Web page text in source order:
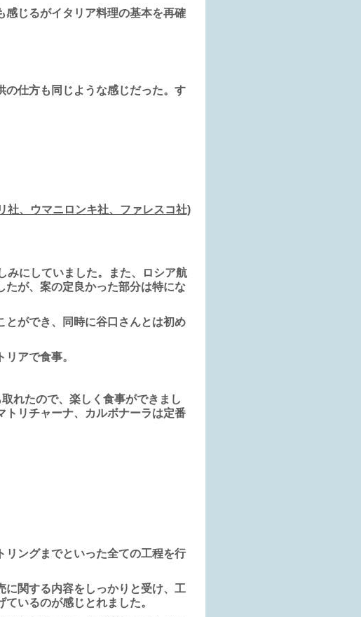
感じるがイタリア料理の基本を再確
の仕方も同じような感じだった。す
、ウマニロンキ社、ファレスコ社)
みにしていました。また、ロシア航
たが、案の定良かった部分は特にな
とができ、同時に谷口さんとは初め
アで食事。
れたので、楽しく食事ができまし
トリチャーナ、カルボナーラは定番
ングまでといった全ての工程を行
に関する内容をしっかりと受け、工
いるのが感じとれました。